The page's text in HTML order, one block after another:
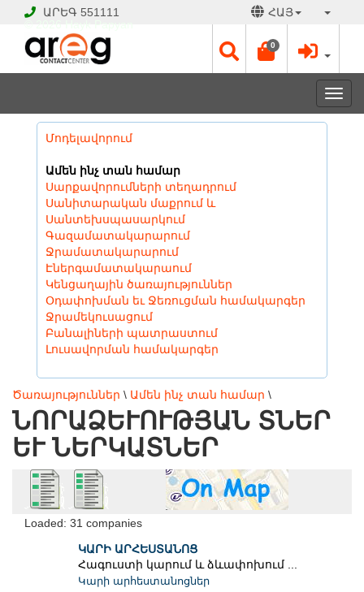
ԱՐԵԳ 551111 ՀԱՅ
0
Մոդելավորում
Ամեն ինչ տան համար
Սարքավորումների տեղադրում
Սանիտարական մաքրում և
Սանտեխսպասարկում
Գազամատակարարում
Ջրամատակարարում
Էներգամատակարաում
Կենցաղային ծառայություններ
Օդափոխման եւ Ջեռուցման համակարգեր
Ջրամեկուսացում
Բանալիների պատրաստում
Լուսավորման համակարգեր
Ծառայություններ \ Ամեն ինչ տան համար \
ՆՈՐԱՁԵՒՈՒԹՅԱՆ ՏՆԵՐ ԵՒ
ՆԵՐԿԱՏՆԵՐ
Loaded: 31 companies
ԿԱՐԻ ԱՐՀԵՍՏԱՆՈՑ
Հագուստի կարում և ձևափոխում ...
Կարի արհեստանոցներ